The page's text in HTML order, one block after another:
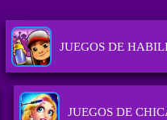
JUEGOS DE
JUEGOS DE